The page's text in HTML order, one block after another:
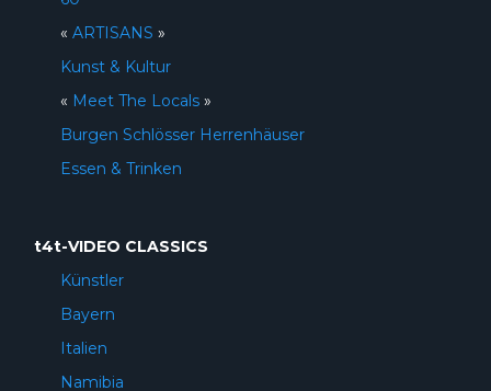
« ARTISANS »
Kunst & Kultur
« Meet The Locals »
Burgen Schlösser Herrenhäuser
Essen & Trinken
t4t-VIDEO CLASSICS
Künstler
Bayern
Italien
Namibia